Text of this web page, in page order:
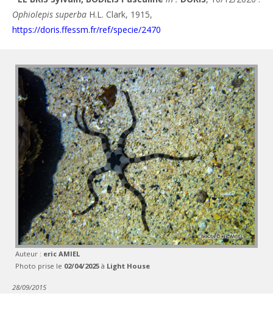
Ophiolepis superba H.L. Clark, 1915,
https://doris.ffessm.fr/ref/specie/2470
Auteur : eric AMIEL
Photo prise le 02/04/2025 à Light House
28/09/2015